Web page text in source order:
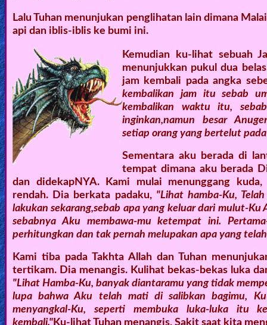
🎞
Kids
Videos
🎞
Worship
Music
🎞
Vids
for
New
Believers
Heaven
Lalu Tuhan menunjukan penglihatan lain dimana
api dan iblis-iblis ke bumi ini.
Kemudian ku-lihat sebuah
menunjukkan pukul dua
jam kembali pada angka
kembalikan jam itu sebab
kembalikan waktu itu,
inginkan,namun besar
setiap orang yang bertelut
Sementara aku berada di
tempat dimana aku berada
dan didekapNYA. Kami mulai menunggang
rendah. Dia berkata padaku, "Lihat hamba-Ku,
lakukan sekarang,sebab apa yang keluar dari mulut-
sebabnya Aku membawa-mu ketempat ini.
perhitungkan dan tak pernah melupakan apa yang
Kami tiba pada Takhta Allah dan Tuhan
tertikam. Dia menangis. Kulihat bekas-bekas luka
"Lihat Hamba-Ku, banyak diantaramu yang tidak
lupa bahwa Aku telah mati di salibkan bagimu,
menyangkal-Ku, seperti membuka luka-luka itu
kembali."Ku-lihat Tuhan menangis, Sakit saat kita